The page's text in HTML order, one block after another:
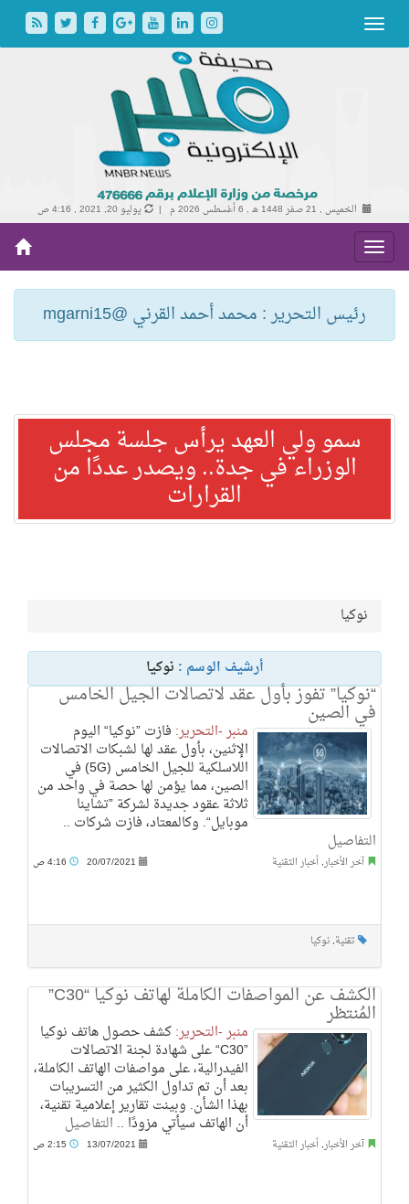
الخميس , 21 صفر 1448 هـ , 6 أغسطس 2026 م | يوليو 20, 2021 , 4:16 ص
رئيس التحرير : محمد أحمد القرني @mgarni15
سمو ولي العهد يرأس جلسة مجلس
الوزراء في جدة.. ويصدر عددًا من
القرارات
نوكيا
أرشيف الوسم : نوكيا
“نوكيا” تفوز بأول عقد لاتصالات الجيل الخامس
في الصين
منبر -التحرير: فازت ”نوكيا“ اليوم
الإثنين، بأول عقد لها لشبكات الاتصالات
اللاسلكية للجيل الخامس (5G) في
الصين، مما يؤمن لها حصة في واحد من
ثلاثة عقود جديدة لشركة ”تشاينا
موبايل“. وكالمعتاد، فازت شركات ..
التفاصيل
آخر الأخبار, أخبار التقنية 20/07/2021
تقنية, نوكيا
الكشف عن المواصفات الكاملة لهاتف نوكيا “C30”
المُنتظر
منبر -التحرير:كشف حصول هاتف نوكيا
”C30“ على شهادة لجنة الاتصالات
الفيدرالية، على مواصفات الهاتف الكاملة،
بعد أن تم تداول الكثير من التسريبات
بهذا الشأن. وبينت تقارير إعلامية تقنية،
أن الهاتف سيأتي مزودًا .. التفاصيل
آخر الأخبار, أخبار التقنية 13/07/2021